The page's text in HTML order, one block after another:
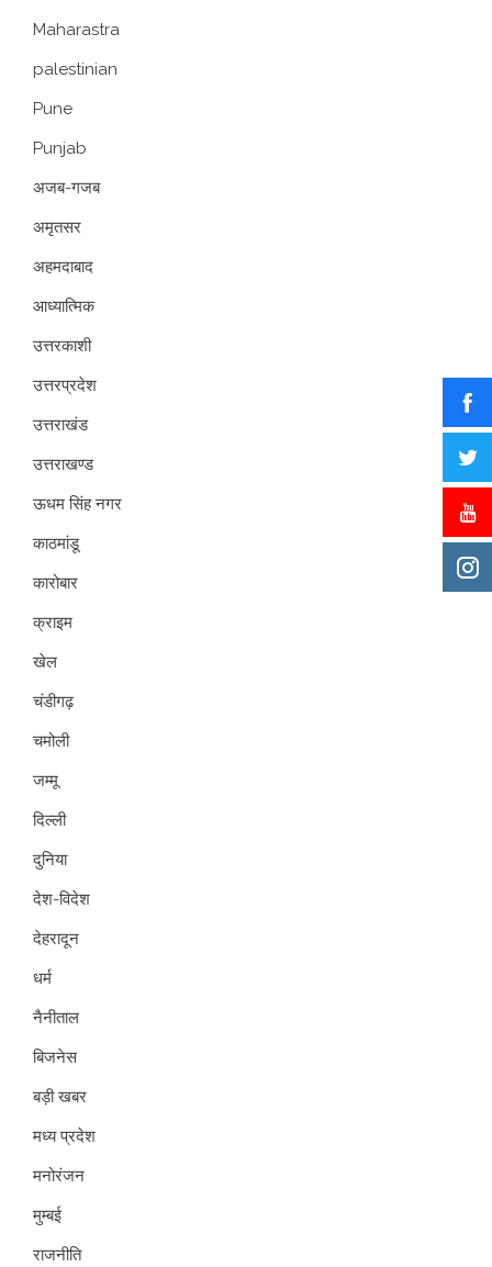
Maharastra
palestinian
Pune
Punjab
अजब-गजब
अमृतसर
अहमदाबाद
आध्यात्मिक
उत्तरकाशी
उत्तरप्रदेश
उत्तराखंड
उत्तराखण्ड
ऊधम सिंह नगर
काठमांडू
कारोबार
क्राइम
खेल
चंडीगढ़
चमोली
जम्मू
दिल्ली
दुनिया
देश-विदेश
देहरादून
धर्म
नैनीताल
बिजनेस
बड़ी खबर
मध्य प्रदेश
मनोरंजन
मुम्बई
राजनीति